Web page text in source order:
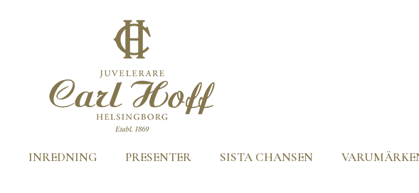
INREDNING PRESENTER SISTA CHANSEN